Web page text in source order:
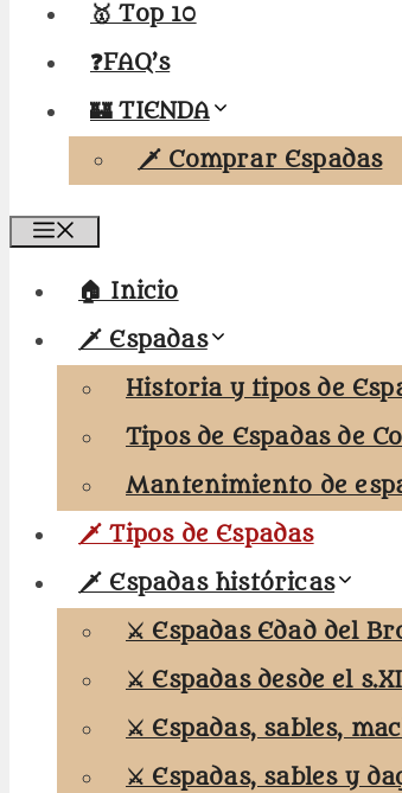
🥇 Top 10
❓FAQ’s
🏰 TIENDA
🗡️ Comprar Espadas
🏠 Inicio
🗡️ Espadas
Historia y tipos de
Tipos de Espadas de
Mantenimiento de
🗡️ Tipos de Espadas
🗡️ Espadas históricas
⚔️ Espadas Edad del
⚔️ Espadas desde el
⚔️ Espadas, sables,
⚔️ Espadas, sables y